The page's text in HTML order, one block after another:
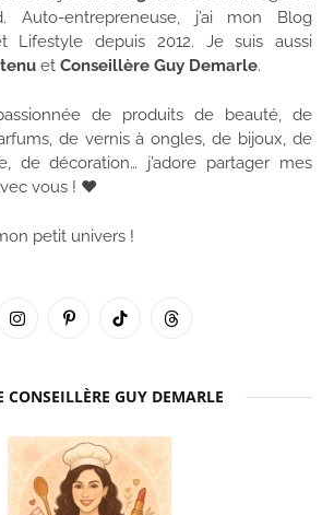
Auto-entrepreneuse, j’ai mon Blog
Lifestyle depuis 2012. Je suis aussi
et Conseillère Guy Demarle.
de produits de beauté, de
de vernis à ongles, de bijoux, de
de décoration… j’adore partager mes
vous ! ♥
petit univers !
InstagramPinterestTikTok Threads
CONSEILLÈRE GUY DEMARLE